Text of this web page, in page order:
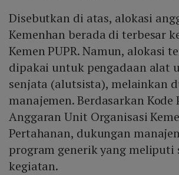
Disebutkan di atas, alokasi
Kemenhan berada di terbesar
Kemen PUPR. Namun, alokasi
dipakai untuk pengadaan alat
senjata (alutsista), melainkan
manajemen. Berdasarkan Kode
Anggaran Unit Organisasi
Pertahanan, dukungan
program generik yang meliputi
kegiatan.